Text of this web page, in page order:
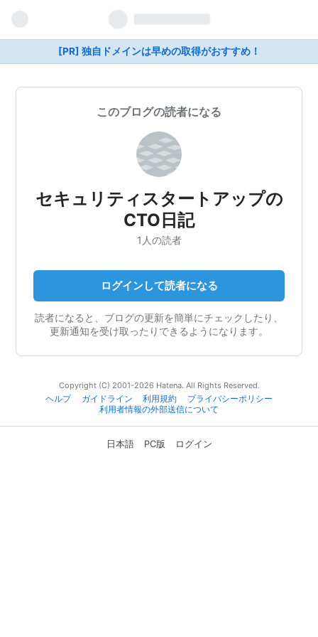
[PR] 独自ドメインは早めの取得がおすすめ！
このブログの読者になる
セキュリティスタートアップの
CTO日記
1人の読者
ログインして読者になる
読者になると、ブログの更新を簡単にチェックしたり、
更新通知を受け取ったりできるようになります。
Copyright (C) 2001-2026 Hatena. All Rights Reserved.
ヘルプ
ガイドライン 利用規約
プライバシーポリシー
利用者情報の外部送信について
日本語 PC版 ログイン